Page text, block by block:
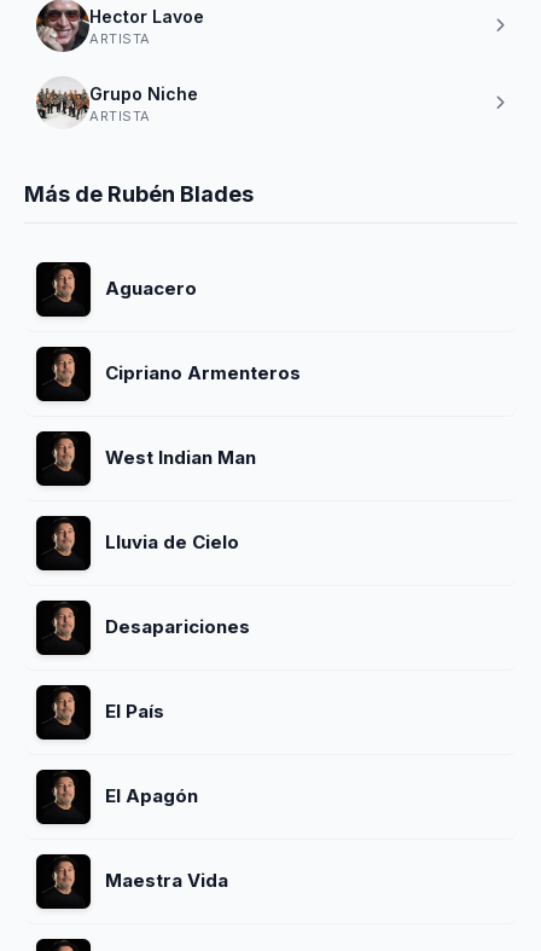
Hector Lavoe
ARTISTA
Grupo Niche
ARTISTA
Más de Rubén Blades
Aguacero
Cipriano Armenteros
West Indian Man
Lluvia de Cielo
Desapariciones
El País
El Apagón
Maestra Vida